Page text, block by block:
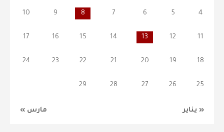
« يناير مارس »
4
5
6
7
8
9
10
11
12
13
14
15
16
17
18
19
20
21
22
23
24
25
26
27
28
29